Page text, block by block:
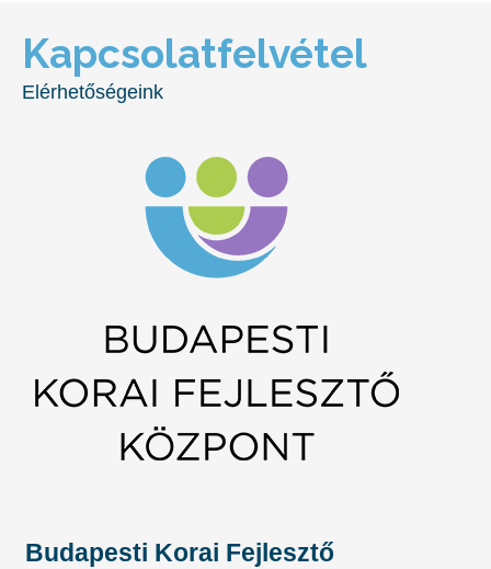
Kapcsolatfelvétel
Elérhetőségeink
Budapesti Korai Fejlesztő